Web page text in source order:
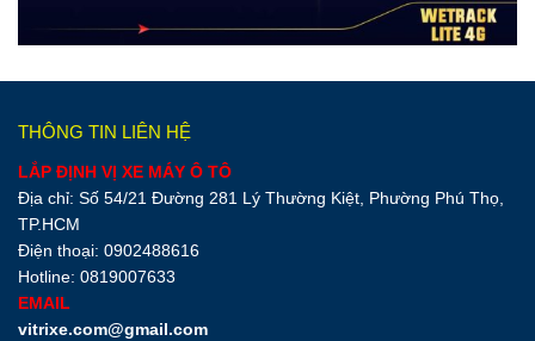
THÔNG TIN LIÊN HỆ
LẮP ĐỊNH VỊ XE MÁY Ô TÔ
Địa chỉ: Số 54/21 Đường 281 Lý Thường Kiệt, Phường Phú Thọ,
TP.HCM
Điện thoại: 0902488616
Hotline: 0819007633
EMAIL
vitrixe.com@gmail.com